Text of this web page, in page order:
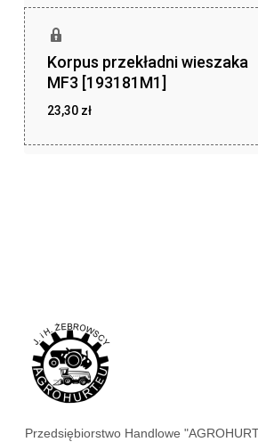
Korpus przekładni wieszaka
MF3 [193181M1]
23,30 zł
Przedsiębiorstwo Handlowe